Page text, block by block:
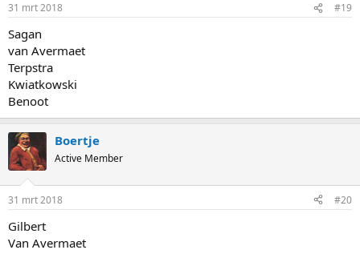
31 mrt 2018 #19
Sagan
van Avermaet
Terpstra
Kwiatkowski
Benoot
Boertje
Active Member
31 mrt 2018 #20
Gilbert
Van Avermaet